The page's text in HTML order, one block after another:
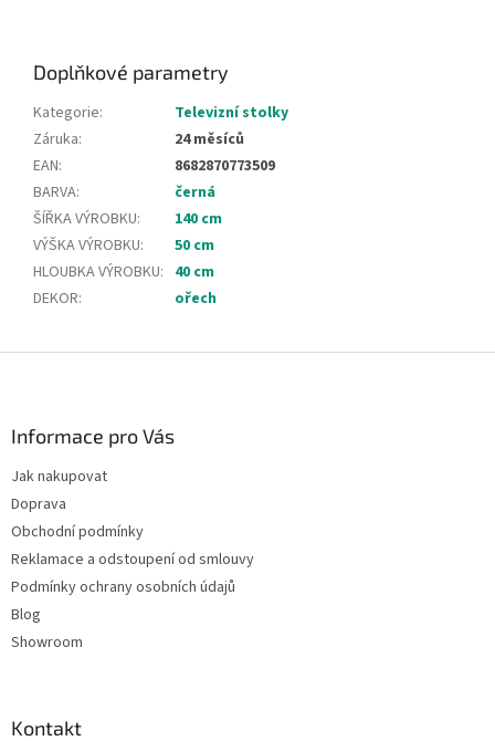
Doplňkové parametry
Kategorie:
Televizní stolky
Záruka:
24 měsíců
EAN:
8682870773509
BARVA:
černá
ŠÍŘKA VÝROBKU:
140 cm
VÝŠKA VÝROBKU:
50 cm
HLOUBKA VÝROBKU: 40 cm
DEKOR: ořech
Informace pro Vás
Jak nakupovat
Doprava
Obchodní podmínky
Reklamace a odstoupení od smlouvy
Podmínky ochrany osobních údajů
Blog
Showroom
Kontakt